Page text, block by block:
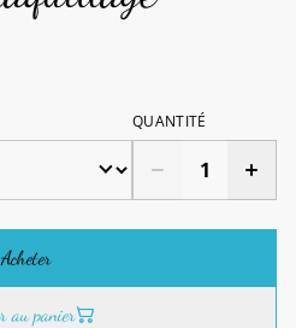
QUANTITÉ
Acheter
au panier